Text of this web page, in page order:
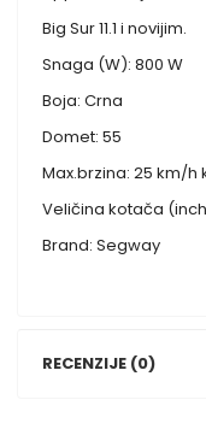
Big Sur 11.1 i novijim.
Snaga (W): 800 W
Boja: Crna
Domet: 55
Max.brzina: 25 km/h
Veličina kotača
Brand: Segway
RECENZIJE (0)